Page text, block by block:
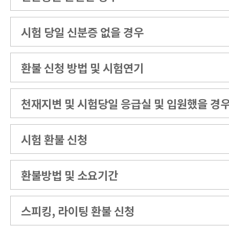
시험 당일 신분증 없을 경우
환불 신청 방법 및 시험연기
천재지변 및 시험당일 응급실 및 입원했을 경
시험 환불 신청
환불방법 및 소요기간
스피킹, 라이팅 환불 신청